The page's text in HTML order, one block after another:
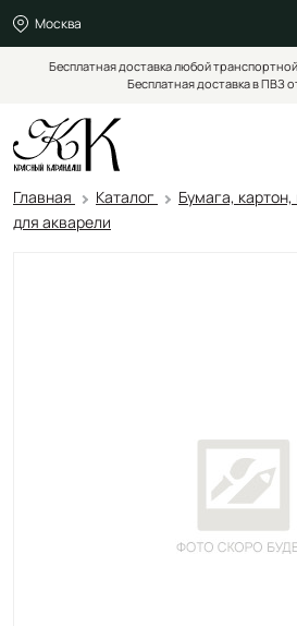
Москва
Бесплатная доставка любой
Бесплатная доставка в ПВЗ
Главная Каталог Бумага,
для акварели